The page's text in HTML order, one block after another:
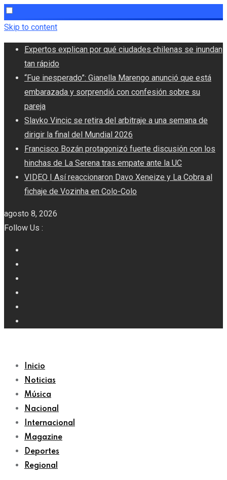
Skip to content
Expertos explican por qué ciudades chilenas se inundan
tan rápido
“Fue inesperado”: Gianella Marengo anunció que está
embarazada y sorprendió con confesión sobre su
pareja
Slavko Vincic se retira del arbitraje a una semana de
dirigir la final del Mundial 2026
Francisco Bozán protagonizó fuerte discusión con los
hinchas de La Serena tras empate ante la UC
VIDEO | Así reaccionaron Davo Xeneize y La Cobra al
fichaje de Vozinha en Colo-Colo
agosto 8, 2026
Follow Us :
Inicio
Noticias
Música
Nacional
Internacional
Magazine
Deportes
Regional